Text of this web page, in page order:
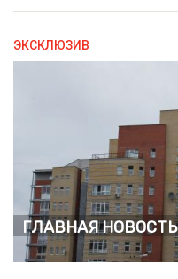
ЭКСКЛЮЗИВ
Главная новость